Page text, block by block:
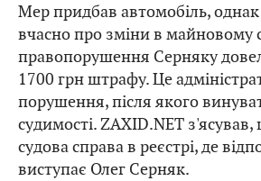
Мер придбав автомобіль,
вчасно про зміни в майновому
правопорушення Серняку
1700 грн штрафу. Це
порушення, після якого
судимості. ZAXID.NET
судова справа в реєстрі, де
виступає Олег Серняк.